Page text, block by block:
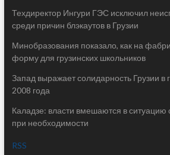
Техдиректор Ингури ГЭС исключил
среди причин блэкаутов в Грузии
Минобразования показало, как на
форму для грузинских школьников
Запад выражает солидарность Грузии в
2008 года
Каладзе: власти вмешаются в ситуацию
при необходимости
RSS